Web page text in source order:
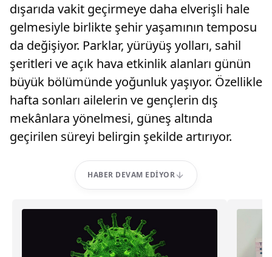
dışarıda vakit geçirmeye daha elverişli hale
gelmesiyle birlikte şehir yaşamının temposu
da değişiyor. Parklar, yürüyüş yolları, sahil
şeritleri ve açık hava etkinlik alanları günün
büyük bölümünde yoğunluk yaşıyor. Özellikle
hafta sonları ailelerin ve gençlerin dış
mekânlara yönelmesi, güneş altında
geçirilen süreyi belirgin şekilde artırıyor.
HABER DEVAM EDIYOR